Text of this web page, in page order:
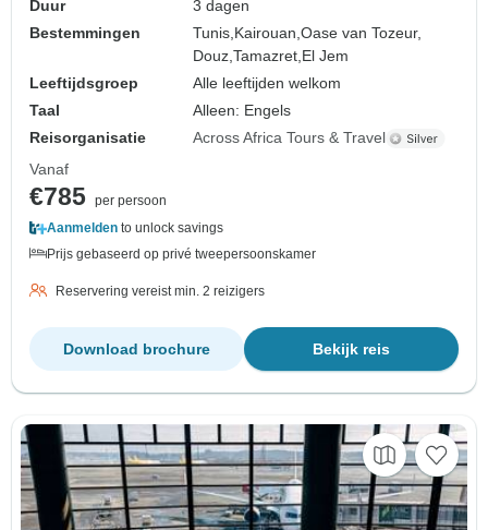
Duur
3 dagen
Bestemmingen
Tunis,Kairouan,Oase van Tozeur,
Douz,Tamazret,El Jem
Leeftijdsgroep
Alle leeftijden welkom
Taal
Alleen: Engels
Reisorganisatie
Across Africa Tours & Travel
Vanaf
€785 per persoon
Aanmelden to unlock savings
Prijs gebaseerd op privé tweepersoonskamer
Reservering vereist min. 2 reizigers
Bekijk reis
Download brochure